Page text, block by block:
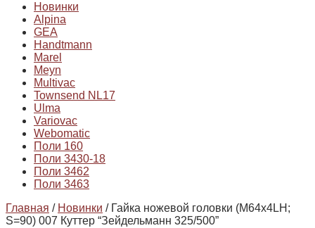
Новинки
Alpina
GEA
Handtmann
Marel
Meyn
Multivac
Townsend NL17
Ulma
Variovac
Webomatic
Поли 160
Поли 3430-18
Поли 3462
Поли 3463
Главная / Новинки / Гайка ножевой головки (М64х4LH;
S=90) 007 Куттер “Зейдельманн 325/500”